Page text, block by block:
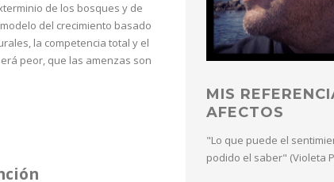
de los bosques y de
del crecimiento basado
la competencia total y el
peor, que las amenzas son
MIS
AFECTOS
"Lo que puede el
podido el saber" (Violeta